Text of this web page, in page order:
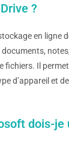
?
en ligne
fichiers. Il
d’appareil et
dois-je